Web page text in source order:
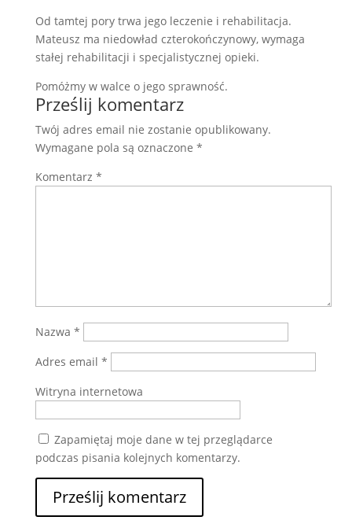
Od tamtej pory trwa jego leczenie i rehabilitacja.
Mateusz ma niedowład czterokończynowy, wymaga
stałej rehabilitacji i specjalistycznej opieki.
Pomóżmy w walce o jego sprawność.
Prześlij komentarz
Twój adres email nie zostanie opublikowany.
Wymagane pola są oznaczone *
Komentarz *
Nazwa *
Adres email *
Witryna internetowa
Zapamiętaj moje dane w tej przeglądarce
podczas pisania kolejnych komentarzy.